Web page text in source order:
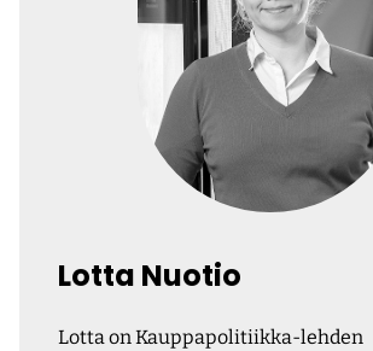
Lotta Nuotio
Lotta on Kauppapolitiikka-lehden